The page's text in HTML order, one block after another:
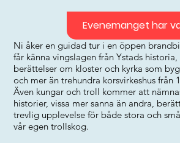
Ni åker en guidad tur i en öppen
får känna vingslagen från Ystads
berättelser om kloster och kyrka som
och mer än trehundra korsvirkeshus från
Även kungar och troll kommer att
historier, vissa mer sanna än andra,
trevlig upplevelse för både stora och
vår egen trollskog.
Evenemanget har